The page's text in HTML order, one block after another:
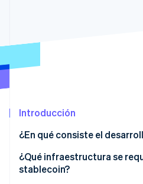
Atlas
Verificación de identidad en
Introducción
¿En qué consiste el
¿Qué infraestructura se
stablecoin?